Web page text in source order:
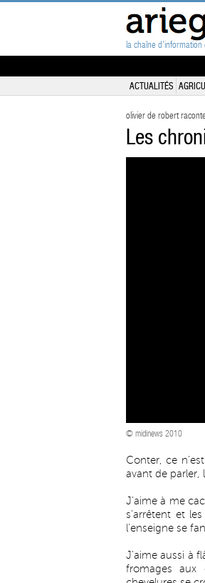
la chaîne
ACTUALITÉS
olivier de robert
Les
© midinews 2010
Conter, ce
avant de parler,
J'aime à me
s'arrêtent et
l'enseigne se
J'aime aussi à
fromages aux